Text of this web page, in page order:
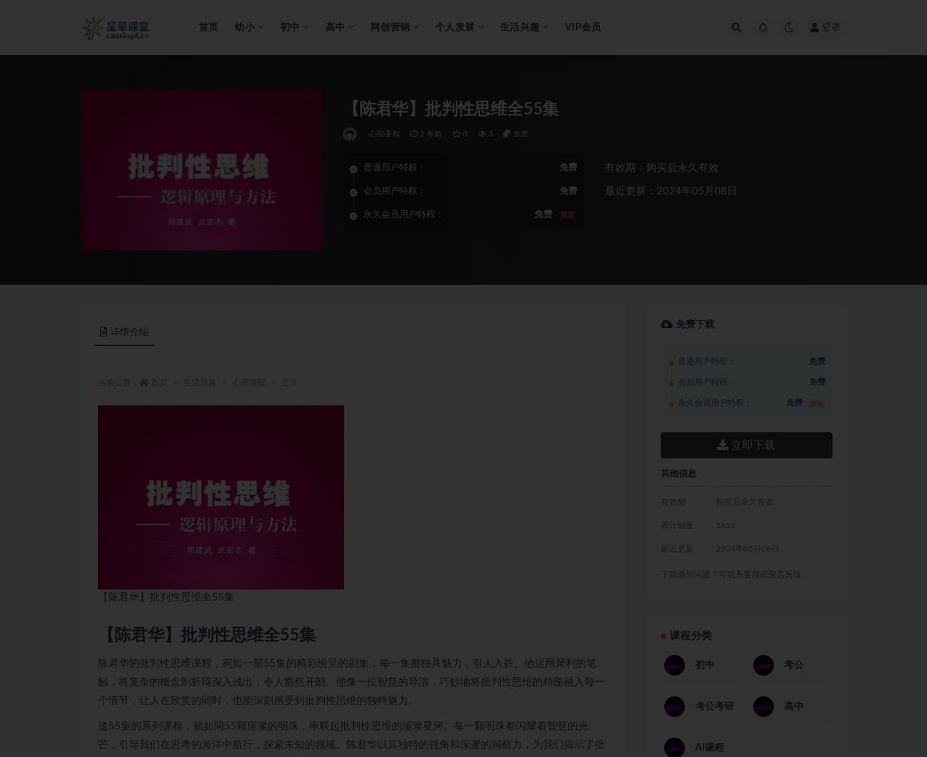
首页 幼小 初中 高中 网创营销 个人发展 生活兴趣 VIP会员 登录
【陈君华】批判性思维全55集
心理课程 2 年前 0 3 免费
普通用户特权： 免费
会员用户特权： 免费
永久会员用户特权： 免费 推荐
有效期：购买后永久有效
最近更新：2024年05月08日
详情介绍
【陈君华】批判性思维全55集
【陈君华】批判性思维全55集
陈君华的批判性思维课程，宛如一部55集的精彩纷呈的剧集，每一集都独具魅力，引人入胜。他运用犀利的笔
触，将复杂的概念剖析得深入浅出，令人豁然开朗。他像一位智慧的导演，巧妙地将批判性思维的精髓融入每一
个情节，让人在欣赏的同时，也能深刻感受到批判性思维的独特魅力。
这55集的系列课程，就如同55颗璀璨的明珠，串联起批判性思维的璀璨星河。每一颗明珠都闪耀着智慧的光
芒，引导我们在思考的海洋中航行，探索未知的领域。陈君华以其独特的视角和深邃的洞察力，为我们揭示了批
免费下载
普通用户特权： 免费
会员用户特权： 免费
永久会员用户特权： 免费
立即下载
其他信息
有效期 购买后永久有效
累计销量 1655
最近更新 2024年05月08日
下载遇到问题？可联系客服或留言反馈
课程分类
初中 考公
考公考研 高中
AI课程